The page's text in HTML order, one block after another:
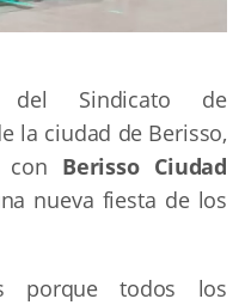
del Sindicato de
la ciudad de Berisso,
con Berisso Ciudad
nueva fiesta de los
porque todos los